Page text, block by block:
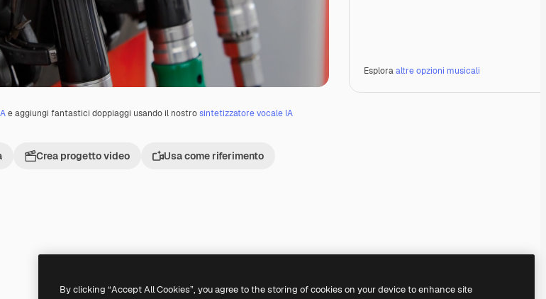
e aggiungi fantastici doppiaggi usando il nostrosintetizzatore vocale IA
Crea progetto video Usa come riferimento
Esploraaltre opzioni musicali
By clicking “Accept All Cookies”, you agree to the storing of cookies on your device to enhance site